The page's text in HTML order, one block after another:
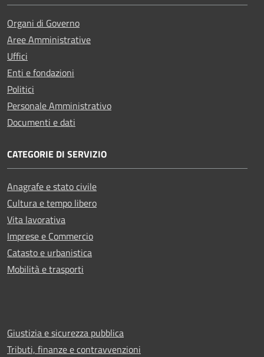
Organi di Governo
Aree Amministrative
Uffici
Enti e fondazioni
Politici
Personale Amministrativo
Documenti e dati
CATEGORIE DI SERVIZIO
Anagrafe e stato civile
Cultura e tempo libero
Vita lavorativa
Imprese e Commercio
Catasto e urbanistica
Mobilità e trasporti
Giustizia e sicurezza pubblica
Tributi, finanze e contravvenzioni